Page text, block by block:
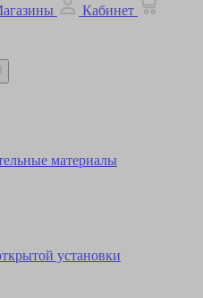
Кабинет
материалы
установки